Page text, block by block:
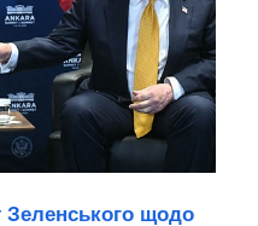
Зеленського щодо